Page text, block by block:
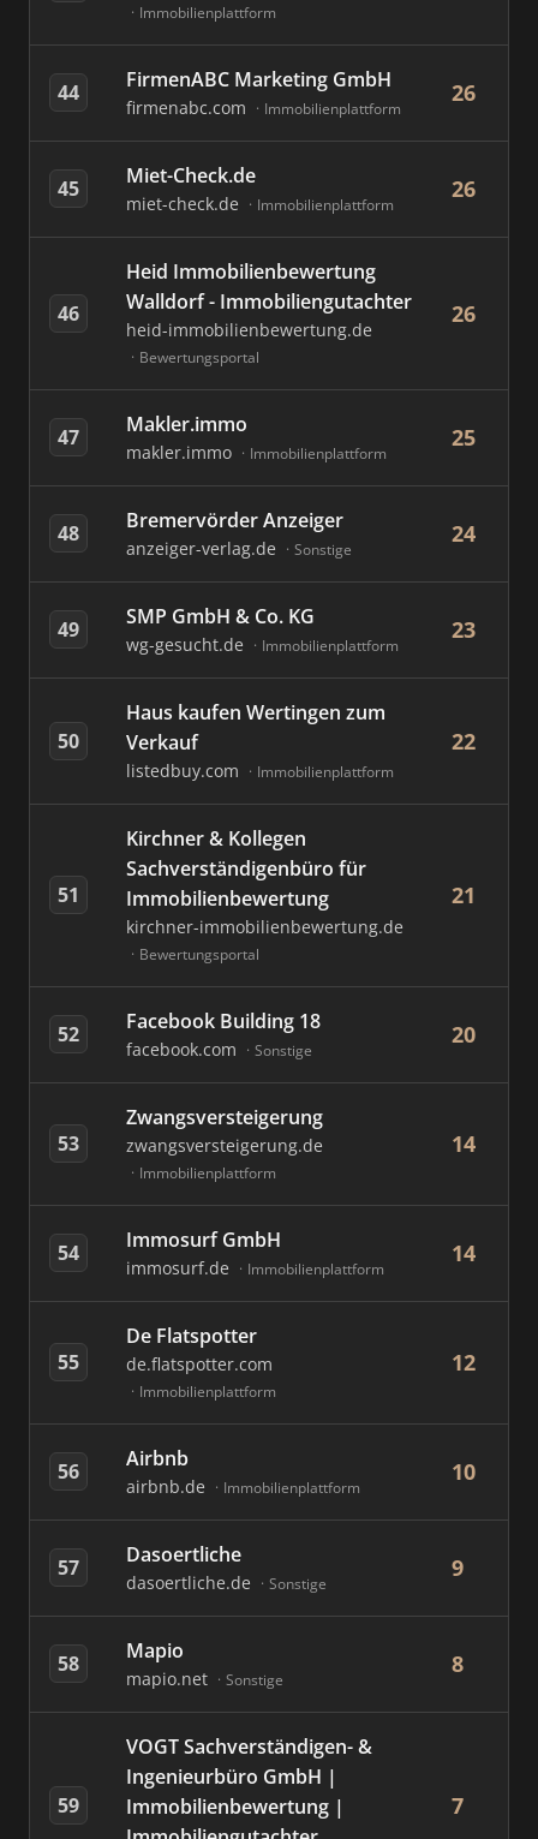
Immobilienplattform
44 FirmenABC Marketing GmbH
firmenabc.com Immobilienplattform
26
45 Miet-Check.de
miet-check.de Immobilienplattform
26
46
Heid Immobilienbewertung
Walldorf - Immobiliengutachter
heid-immobilienbewertung.de
Bewertungsportal
26
47 Makler.immo
makler.immo Immobilienplattform
25
48 Bremervörder Anzeiger
anzeiger-verlag.de Sonstige
24
49 SMP GmbH & Co. KG
wg-gesucht.de Immobilienplattform
23
50
Haus kaufen Wertingen zum
Verkauf
listedbuy.com Immobilienplattform
22
51
Kirchner & Kollegen
Sachverständigenbüro für
Immobilienbewertung
kirchner-immobilienbewertung.de
Bewertungsportal
21
52 Facebook Building 18
facebook.com Sonstige
20
53
Zwangsversteigerung
zwangsversteigerung.de
Immobilienplattform
14
54 Immosurf GmbH
immosurf.de Immobilienplattform
14
55
De Flatspotter
de.flatspotter.com
Immobilienplattform
12
56 Airbnb
airbnb.de Immobilienplattform
10
57 Dasoertliche
dasoertliche.de Sonstige
9
58 Mapio
mapio.net Sonstige
8
59
VOGT Sachverständigen- &
Ingenieurbüro GmbH |
Immobilienbewertung |
7